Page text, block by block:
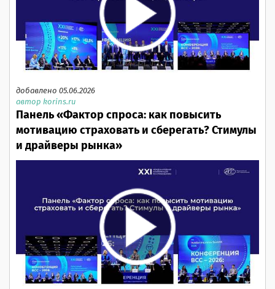
добавлено 05.06.2026
автор korins.ru
Панель «Фактор спроса: как повысить
мотивацию страховать и сберегать? Стимулы
и драйверы рынка»